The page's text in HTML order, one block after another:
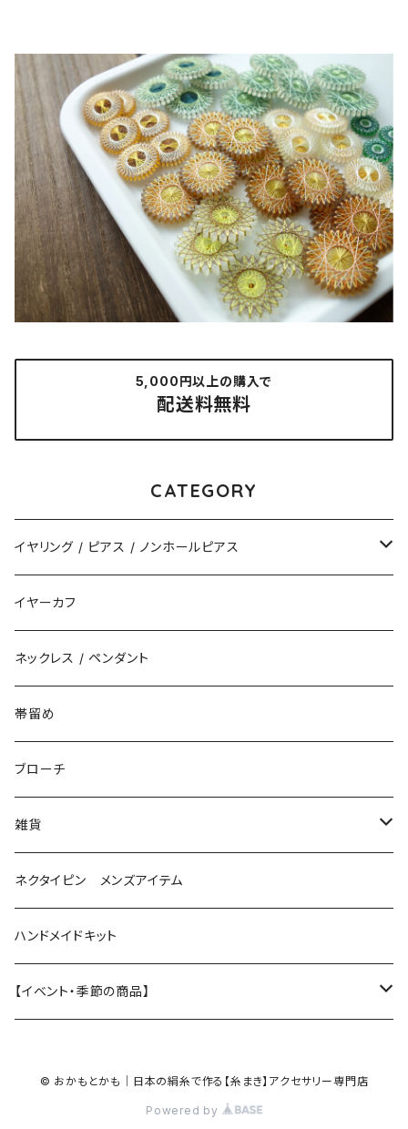
5,000円以上の購入で
配送料無料
CATEGORY
イヤリング / ピアス / ノンホールピアス
揺れるタイプ
花（直径3cm）
花（直径2.5cm）
揺れないタイプ
花
星
イヤーカフ
ネックレス / ペンダント
帯留め
ブローチ
雑貨
眼鏡ストラップ
目印チャーム
ネクタイピン メンズアイテム
ハンドメイドキット
【イベント・季節の商品】
© おかもとかも｜日本の絹糸で作る【糸まき】アクセサリー専門店
Powered by